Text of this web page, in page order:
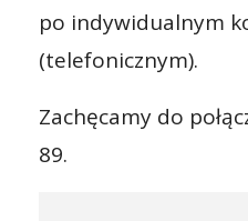
po indywidualnym
(telefonicznym).
Zachęcamy do
89.